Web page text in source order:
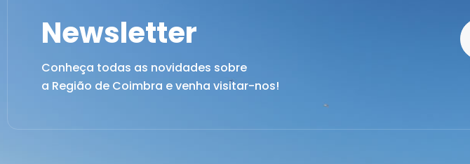
Newsletter
Conheça todas as novidades sobre
a Região de Coimbra e venha visitar-nos!